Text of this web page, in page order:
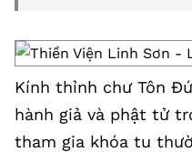
Kính thỉnh chư Tôn
hành giả và phật tử
tham gia khóa tu